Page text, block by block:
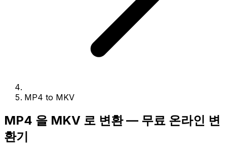
MP4 to MKV
MP4 을 MKV 로 변환 — 무료 온라인 변
환기